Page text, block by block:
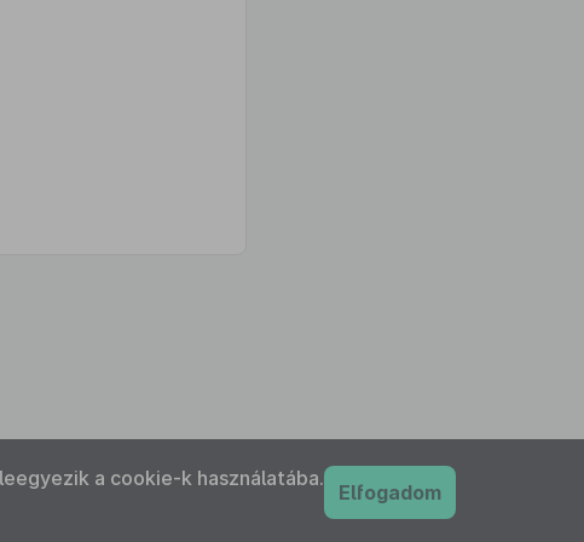
a cookie-k használatába.
Elfogadom